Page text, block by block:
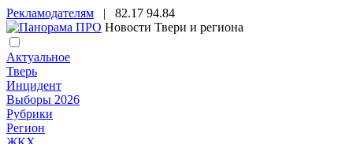
Рекламодателям | 82.17 94.84
Новости Твери и региона
Актуальное
Тверь
Инцидент
Выборы 2026
Рубрики
Регион